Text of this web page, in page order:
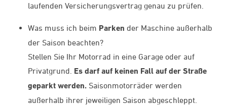
laufenden Versicherungsvertrag genau zu prüfen.
Was muss ich beim Parken der Maschine außerhalb
der Saison beachten?
Stellen Sie Ihr Motorrad in eine Garage oder auf
Privatgrund. Es darf auf keinen Fall auf der Straße
geparkt werden. Saisonmotorräder werden
außerhalb ihrer jeweiligen Saison abgeschleppt.